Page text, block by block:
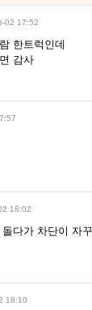
02 17:52
한트럭인데
감사
18:02
다가 차단이 자
18:10